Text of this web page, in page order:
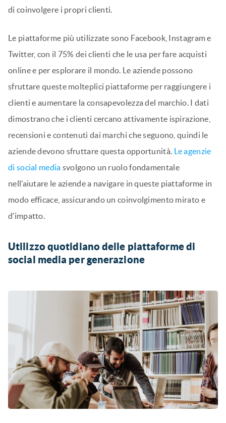
di coinvolgere i propri clienti.
Le piattaforme più utilizzate sono Facebook, Instagram e
Twitter, con il 75% dei clienti che le usa per fare acquisti
online e per esplorare il mondo. Le aziende possono
sfruttare queste molteplici piattaforme per raggiungere i
clienti e aumentare la consapevolezza del marchio. I dati
dimostrano che i clienti cercano attivamente ispirazione,
recensioni e contenuti dai marchi che seguono, quindi le
aziende devono sfruttare questa opportunità. Le agenzie
di social media svolgono un ruolo fondamentale
nell’aiutare le aziende a navigare in queste piattaforme in
modo efficace, assicurando un coinvolgimento mirato e
d’impatto.
Utilizzo quotidiano delle piattaforme di
social media per generazione